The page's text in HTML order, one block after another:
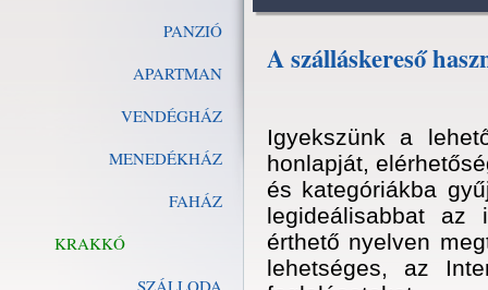
PANZIÓ
APARTMAN
VENDÉGHÁZ
MENEDÉKHÁZ
FAHÁZ
KRAKKÓ
SZÁLLODA
A szálláskereső
Igyekszünk a
honlapját,
és kategóriákba
legideálisabbat az
érthető nyelven
lehetséges, az